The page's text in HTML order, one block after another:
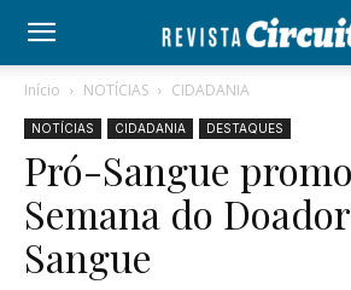
Início NOTÍCIAS CIDADANIA
NOTÍCIAS CIDADANIA DESTAQUES
Pró-Sangue
Semana do
Sangue